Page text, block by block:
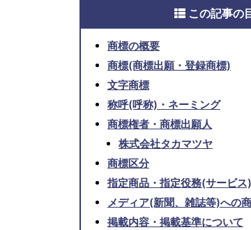
この記事の
商標の概要
商標(商標出願・登録商標)
文字商標
称呼(呼称)・ネーミング
商標権者・商標出願人
株式会社タカマツヤ
商標区分
指定商品・指定役務(サービス)
メディア(新聞、雑誌等)への
掲載内容・掲載基準について